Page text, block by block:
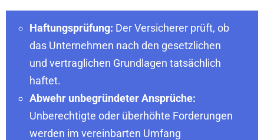
Haftungsprüfung: Der Versicherer prüft, ob
das Unternehmen nach den gesetzlichen
und vertraglichen Grundlagen tatsächlich
haftet.
Abwehr unbegründeter Ansprüche:
Unberechtigte oder überhöhte Forderungen
werden im vereinbarten Umfang